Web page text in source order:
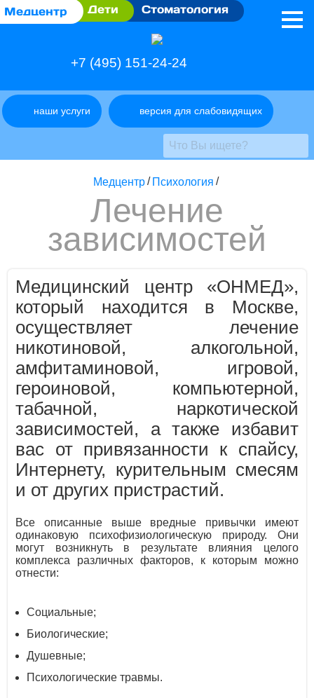
Медцентр Дети Стоматология
+7 (495) 151-24-24
наши услуги версия для слабовидящих
Медцентр/ Психология /
Лечение
зависимостей
Медицинский центр «ОНМЕД»,
который находится в Москве,
осуществляет лечение
никотиновой, алкогольной,
амфитаминовой, игровой,
героиновой, компьютерной,
табачной, наркотической
зависимостей, а также избавит
вас от привязанности к спайсу,
Интернету, курительным смесям
и от других пристрастий.
Все описанные выше вредные привычки имеют
одинаковую психофизиологическую природу. Они
могут возникнуть в результате влияния целого
комплекса различных факторов, к которым можно
отнести:
Социальные;
Биологические;
Душевные;
Психологические травмы.